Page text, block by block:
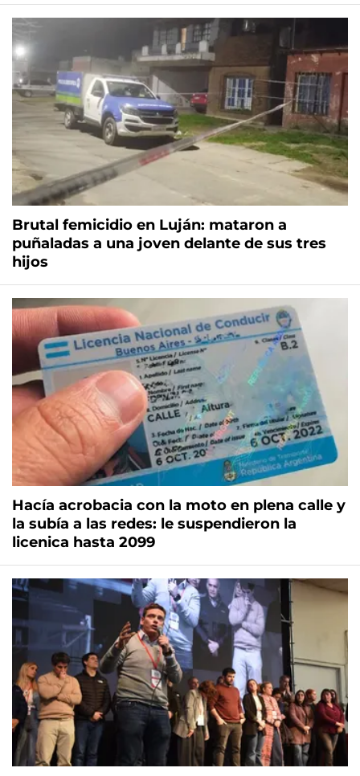
Brutal femicidio en Luján: mataron a
puñaladas a una joven delante de sus tres
hijos
Hacía acrobacia con la moto en plena calle y
la subía a las redes: le suspendieron la
licenica hasta 2099